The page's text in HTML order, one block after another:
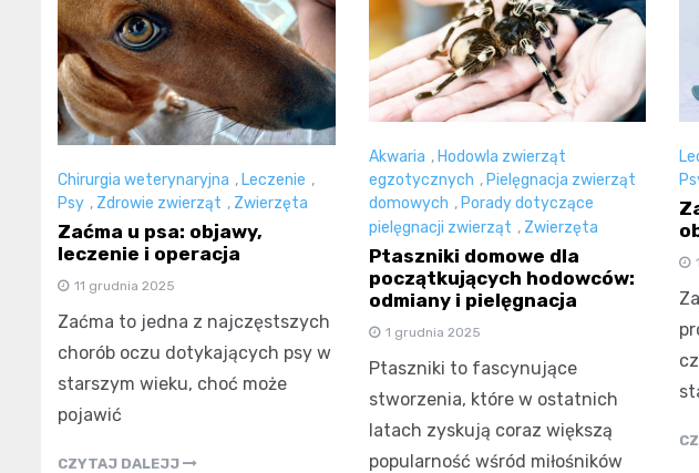
Chirurgia weterynaryjna , Leczenie ,
Psy , Zdrowie zwierząt , Zwierzęta
Zaćma u psa: objawy,
leczenie i operacja
11 grudnia 2025
Zaćma to jedna z najczęstszych
chorób oczu dotykających psy w
starszym wieku, choć może
pojawić
CZYTAJ DALEJJ
Akwaria , Hodowla zwierząt
egzotycznych , Pielęgnacja zwierząt
domowych ,Porady dotyczące
pielęgnacji zwierząt , Zwierzęta
Ptaszniki domowe dla
początkujących hodowców:
odmiany i pielęgnacja
1 grudnia 2025
Ptaszniki to fascynujące
stworzenia, które w ostatnich
latach zyskują coraz większą
popularność wśród miłośników